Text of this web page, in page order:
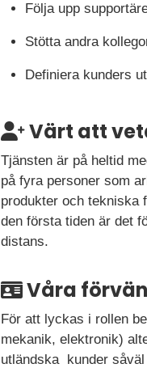
Följa upp
Stötta andra
Definiera kunders
Värt att
Tjänsten är på heltid
på fyra personer som
produkter och tekniska
den första tiden är det
distans.
Våra
För att lyckas i rollen
mekanik, elektronik)
utländska kunder